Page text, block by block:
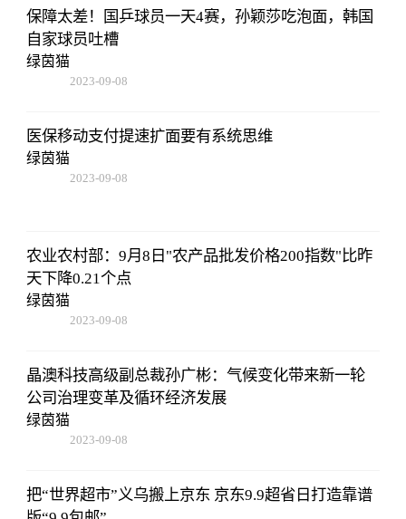
保障太差！国乒球员一天4赛，孙颖莎吃泡面，韩国
自家球员吐槽
绿茵猫
2023-09-08
医保移动支付提速扩面要有系统思维
绿茵猫
2023-09-08
农业农村部：9月8日"农产品批发价格200指数"比昨
天下降0.21个点
绿茵猫
2023-09-08
晶澳科技高级副总裁孙广彬：气候变化带来新一轮
公司治理变革及循环经济发展
绿茵猫
2023-09-08
把“世界超市”义乌搬上京东 京东9.9超省日打造靠谱